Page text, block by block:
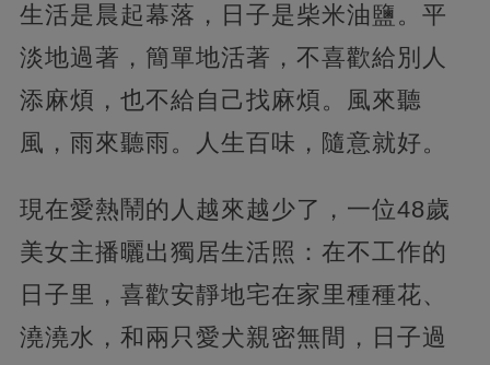
生活是晨起幕落，日子是柴米油鹽。平
淡地過著，簡單地活著，不喜歡給別人
添麻煩，也不給自己找麻煩。風來聽
風，雨來聽雨。人生百味，隨意就好。
現在愛熱鬧的人越來越少了，一位48歲
美女主播曬出獨居生活照：在不工作的
日子里，喜歡安靜地宅在家里種種花、
澆澆水，和兩只愛犬親密無間，日子過